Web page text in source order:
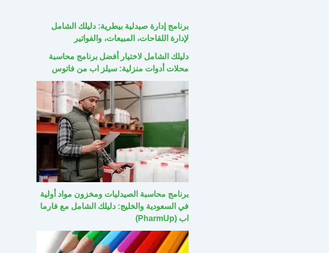
برنامج إدارة صيدلية بيطرية: دليلك الشامل
لإدارة اللقاحات، المبيعات، والفواتير
دليلك الشامل لاختيار أفضل برنامج محاسبة
محلات أدوات منزلية: سيلز اب من فاتوس
برنامج محاسبة الصيدليات ومخزون مواد أولية
في السعودية والخليج: دليلك الشامل مع فارما
اب (PharmUp)